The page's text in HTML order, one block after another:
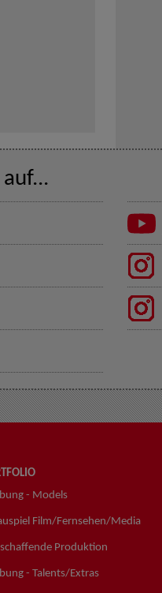
- Models
Film/Fernsehen/Media
Produktion
- Talents/Extras